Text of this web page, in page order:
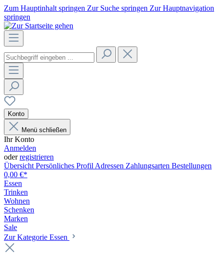
Zum Hauptinhalt springen Zur Suche springen Zur Hauptnavigation
springen
Konto
Menü schließen
Ihr Konto
Anmelden
oderregistrieren
Übersicht Persönliches Profil Adressen Zahlungsarten Bestellungen
0,00 €*
Essen
Trinken
Wohnen
Schenken
Marken
Sale
Zur Kategorie Essen